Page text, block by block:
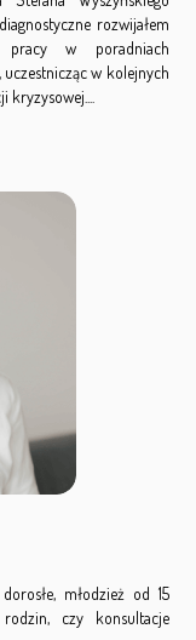
rozwijałem
w poradniach
uczestnicząc w kolejnych
młodzież od 15
czy konsultacje